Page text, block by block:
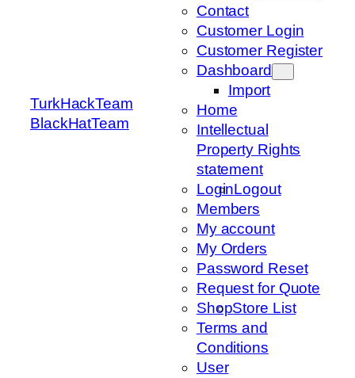
TurkHackTeam
BlackHatTeam
Contact
Customer Login
Customer Register
Dashboard
Import
Home
Intellectual
Property Rights
statement
LoginLogout
Members
My account
My Orders
Password Reset
Request for Quote
ShopStore List
Terms and
Conditions
User